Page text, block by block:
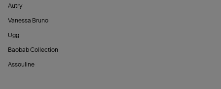
Autry
Vanessa Bruno
Ugg
Baobab Collection
Assouline